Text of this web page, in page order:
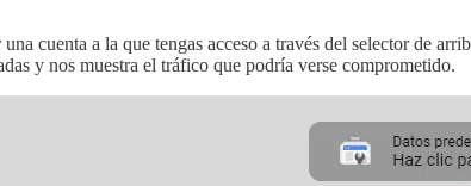
cuenta a la que tengas acceso a través del selector de
y nos muestra el tráfico que podría verse comprometido.